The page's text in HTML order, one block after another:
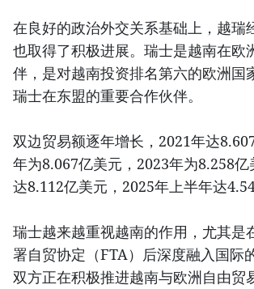
在良好的政治外交关系基础上，越瑞
也取得了积极进展。瑞士是越南在欧
伴，是对越南投资排名第六的欧洲国
瑞士在东盟的重要合作伙伴。
双边贸易额逐年增长，2021年达
年为8.067亿美元，2023年为8.258
达8.112亿美元，2025年上半年达4.54
瑞士越来越重视越南的作用，尤其是
署自贸协定（FTA）后深度融入国际
双方正在积极推进越南与欧洲自由贸